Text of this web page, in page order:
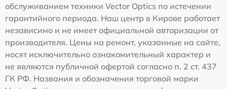
обслуживанием техники Vector Optics по истечении
гарантийного периода. Наш центр в Кирове работает
независимо и не имеет официальной авторизации от
производителя. Цены на ремонт, указанные на сайте,
носят исключительно ознакомительный характер и
не являются публичной офертой согласно п. 2 ст. 437
ГК РФ. Названия и обозначения торговой марки